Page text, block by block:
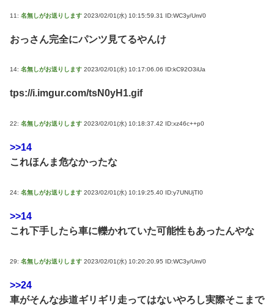
11: 名無しがお送りします 2023/02/01(水) 10:15:59.31 ID:WC3y/Um/0
おっさん完全にパンツ見てるやんけ
14: 名無しがお送りします 2023/02/01(水) 10:17:06.06 ID:kC92O3iUa
tps://i.imgur.com/tsN0yH1.gif
22: 名無しがお送りします 2023/02/01(水) 10:18:37.42 ID:xz46c++p0
>>14
これほんま危なかったな
24: 名無しがお送りします 2023/02/01(水) 10:19:25.40 ID:y7UNUjTI0
>>14
これ下手したら車に轢かれていた可能性もあったんやな
29: 名無しがお送りします 2023/02/01(水) 10:20:20.95 ID:WC3y/Um/0
>>24
車がそんな歩道ギリギリ走ってはないやろし実際そこまで